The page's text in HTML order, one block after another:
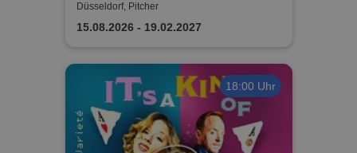
Düsseldorf, Pitcher
15.08.2026 - 19.02.2027
18:00 Uhr